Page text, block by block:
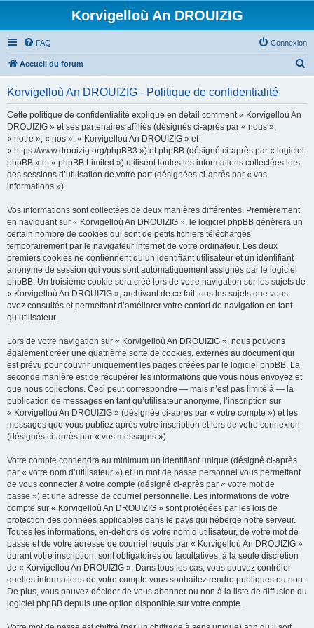
Korvigelloù An DROUIZIG
FAQ Connexion
Accueil du forum
Korvigelloù An DROUIZIG - Politique de confidentialité
Cette politique de confidentialité explique en détail comment « Korvigelloù An
DROUIZIG » et ses partenaires affiliés (désignés ci-après par « nous »,
« notre », « nos », « Korvigelloù An DROUIZIG » et
« https://www.drouizig.org/phpBB3 ») et phpBB (désigné ci-après par « logiciel
phpBB » et « phpBB Limited ») utilisent toutes les informations collectées lors
des sessions d’utilisation de votre part (désignées ci-après par « vos
informations »).
Vos informations sont collectées de deux manières différentes. Premièrement,
en naviguant sur « Korvigelloù An DROUIZIG », le logiciel phpBB génèrera un
certain nombre de cookies qui sont de petits fichiers téléchargés
temporairement par le navigateur internet de votre ordinateur. Les deux
premiers cookies ne contiennent qu’un identifiant utilisateur et un identifiant
anonyme de session qui vous sont automatiquement assignés par le logiciel
phpBB. Un troisième cookie sera créé lors de votre navigation sur les sujets de
« Korvigelloù An DROUIZIG », archivant de ce fait tous les sujets que vous
avez consultés et permettant d’améliorer votre confort de navigation en tant
qu’utilisateur.
Lors de votre navigation sur « Korvigelloù An DROUIZIG », nous pouvons
également créer une quatrième sorte de cookies, externes au document qui
est prévu pour couvrir uniquement les pages créées par le logiciel phpBB. La
seconde manière est de récupérer les informations que vous nous envoyez et
que nous collectons. Ceci peut correspondre — mais n’est pas limité à — la
publication de messages en tant qu’utilisateur anonyme, l’inscription sur
« Korvigelloù An DROUIZIG » (désignée ci-après par « votre compte ») et les
messages que vous publiez après votre inscription et lors de votre connexion
(désignés ci-après par « vos messages »).
Votre compte contiendra au minimum un identifiant unique (désigné ci-après
par « votre nom d’utilisateur ») et un mot de passe personnel vous permettant
de vous connecter à votre compte (désigné ci-après par « votre mot de
passe ») et une adresse de courriel personnelle. Les informations de votre
compte sur « Korvigelloù An DROUIZIG » sont protégées par les lois de
protection des données applicables dans le pays qui héberge notre serveur.
Toutes les informations, en-dehors de votre nom d’utilisateur, de votre mot de
passe et de votre adresse de courriel requis par « Korvigelloù An DROUIZIG »
durant votre inscription, sont obligatoires ou facultatives, à la seule discrétion
de « Korvigelloù An DROUIZIG ». Dans tous les cas, vous pouvez contrôler
quelles informations de votre compte vous souhaitez rendre publiques ou non.
De plus, vous pouvez décider de vous abonner ou non à la liste de diffusion du
logiciel phpBB depuis une option disponible sur votre compte.